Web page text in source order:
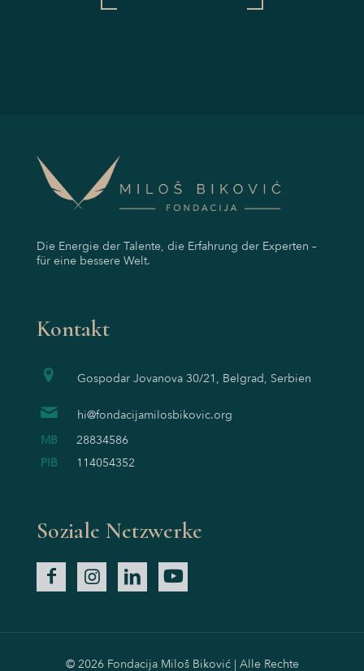
Die Energie der Talente, die Erfahrung der Experten –
für eine bessere Welt.
Kontakt
Gospodar Jovanova 30/21, Belgrad, Serbien
hi@fondacijamilosbikovic.org
MB
28834586
PIB
114054352
Soziale Netzwerke
© 2026 Fondacija Miloš Biković | Alle Rechte